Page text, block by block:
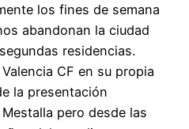
los fines de semana
abandonan la ciudad
residencias.
CF en su propia
la presentación
pero desde las